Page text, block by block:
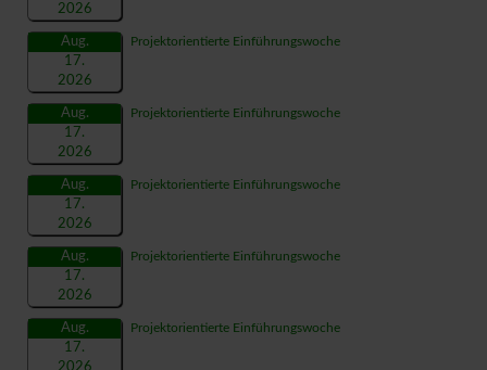
2026
Aug.
17.
2026
Projektorientierte Einführungswoche
Aug.
17.
2026
Projektorientierte Einführungswoche
Aug.
17.
2026
Projektorientierte Einführungswoche
Aug.
17.
2026
Projektorientierte Einführungswoche
Aug.
17.
2026
Projektorientierte Einführungswoche